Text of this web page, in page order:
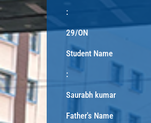
:
29/ON
Student Name
:
Saurabh kumar
Father's Name